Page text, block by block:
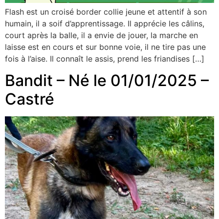
Flash est un croisé border collie jeune et attentif à son
humain, il a soif d’apprentissage. Il apprécie les câlins,
court après la balle, il a envie de jouer, la marche en
laisse est en cours et sur bonne voie, il ne tire pas une
fois à l’aise. Il connaît le assis, prend les friandises […]
Bandit – Né le 01/01/2025 –
Castré